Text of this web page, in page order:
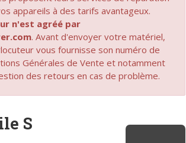
appareils à des tarifs avantageux.
n'est agréé par
. Avant d'envoyer votre matériel,
vous fournisse son numéro de
Générales de Vente et notamment
des retours en cas de problème.
S